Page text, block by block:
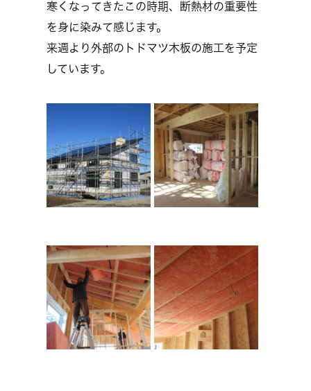
寒くなってきたこの時期、断熱材の重要性
を身に染みて感じます。
来週より外部のトドマツ木板の施工を予定
しています。